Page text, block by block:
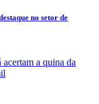
no setor de